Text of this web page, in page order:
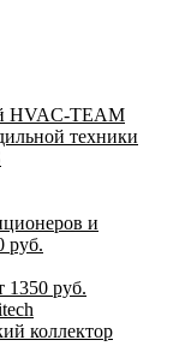
HVAC-TEAM
техники
и
руб.
1350 руб.
коллектор